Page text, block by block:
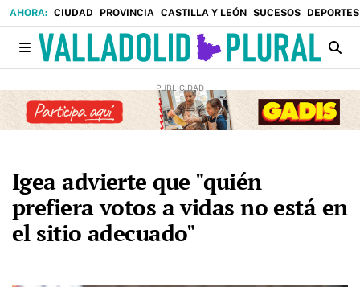
CIUDAD PROVINCIA CASTILLA Y LEÓN SUCESOS DEPORTES
Igea advierte que "quién
prefiera votos a vidas no está en
el sitio adecuado"